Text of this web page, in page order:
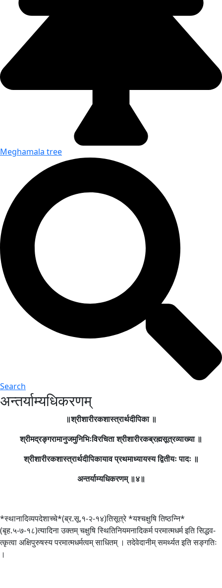
Meghamala tree
Search
अन्तर्याम्यधिकरणम्
॥श्रीशारीरकशास्त्रार्थदीपिका ॥
श्रीमद्रङ्गरामानुजमुनिभिःविरचिता श्रीशारीरकब्रह्मसूत्रव्याख्या ॥
श्रीशारीरकशास्त्रार्थदीपिकायाव प्रथमाध्यायस्य द्वितीयः पादः ॥
अन्तर्याम्यधिकरणम् ॥४॥
*स्थानादिव्यपदेशाच्चे*(ब्र.सू.१-२-१४)तिसूत्रे *यश्चक्षुषि तिष्ठन्नि*
(बृह.५-७-१८)त्यादिना उक्तम् चक्षुषि स्थितिनियमनादिकर्म परमात्मधर्म इति सिद्धव-
त्कृत्वा अक्षिपुरुषस्य परमात्मधर्मत्वम् साधितम् । तदेवेदानीम् समर्थ्यत इति सङ्गतिः
।